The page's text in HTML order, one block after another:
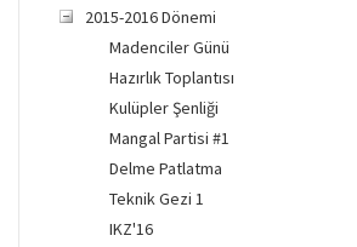
2015-2016 Dönemi
Madenciler Günü
Hazırlık Toplantısı
Kulüpler Şenliği
Mangal Partisi #1
Delme Patlatma
Teknik Gezi 1
IKZ'16